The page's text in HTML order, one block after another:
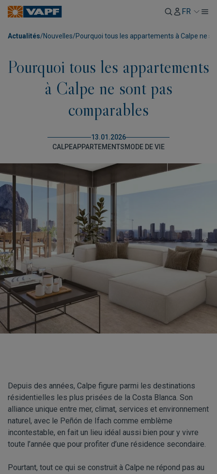
FR
Actualités/Nouvelles/Pourquoi tous les appartements à Calpe ne
Pourquoi tous les appartements
à Calpe ne sont pas
comparables
13.01.2026
CALPEAPPARTEMENTSMODE DE VIE
Depuis des années, Calpe figure parmi les destinations
résidentielles les plus prisées de la Costa Blanca. Son
alliance unique entre mer, climat, services et environnement
naturel, avec le Peñón de Ifach comme emblème
incontestable, en fait un lieu idéal aussi bien pour y vivre
toute l’année que pour profiter d’une résidence secondaire.
Pourtant, tout ce qui se construit à Calpe ne répond pas au